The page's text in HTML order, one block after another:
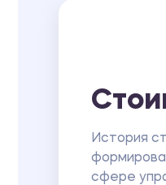
История
сфере